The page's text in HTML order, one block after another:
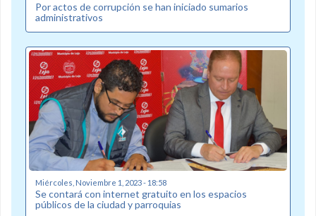
Por actos de corrupción se han iniciado sumarios
administrativos
Miércoles, Noviembre 1, 2023 - 18:58
Se contará con internet gratuito en los espacios
públicos de la ciudad y parroquias